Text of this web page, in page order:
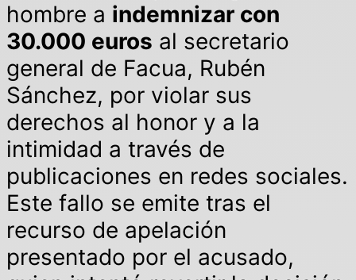
hombre a indemnizar con
30.000 euros al secretario
general de Facua, Rubén
Sánchez, por violar sus
derechos al honor y a la
intimidad a través de
publicaciones en redes sociales.
Este fallo se emite tras el
recurso de apelación
presentado por el acusado,